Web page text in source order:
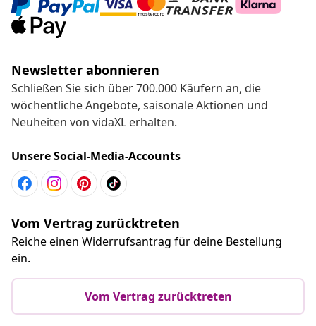
Reiche einen Widerrufsantrag für deine Bestellung
ein.
Kundenservice
Business
vidaXL
Mehr entdecken